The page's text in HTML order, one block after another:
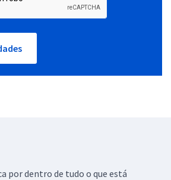
por dentro de tudo o que está